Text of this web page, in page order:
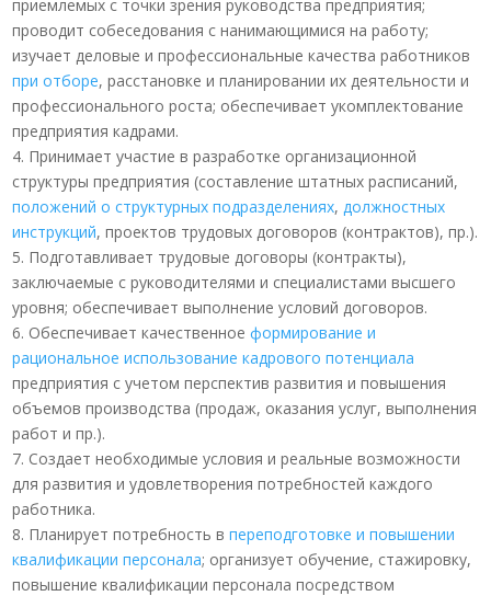
приемлемых с точки зрения руководства предприятия;
проводит собеседования с нанимающимися на работу;
изучает деловые и профессиональные качества работников
при отборе, расстановке и планировании их деятельности и
профессионального роста; обеспечивает укомплектование
предприятия кадрами.
4. Принимает участие в разработке организационной
структуры предприятия (составление штатных расписаний,
положений о структурных подразделениях,должностных
инструкций, проектов трудовых договоров (контрактов), пр.).
5. Подготавливает трудовые договоры (контракты),
заключаемые с руководителями и специалистами высшего
уровня; обеспечивает выполнение условий договоров.
6. Обеспечивает качественноеформирование и
рациональное использование кадрового потенциала
предприятия с учетом перспектив развития и повышения
объемов производства (продаж, оказания услуг, выполнения
работ и пр.).
7. Создает необходимые условия и реальные возможности
для развития и удовлетворения потребностей каждого
работника.
8. Планирует потребность впереподготовке и повышении
квалификации персонала; организует обучение, стажировку,
повышение квалификации персонала посредством